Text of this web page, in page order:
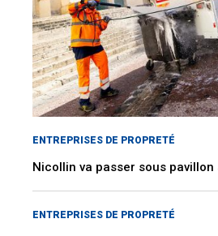
ENTREPRISES DE PROPRETÉ
Nicollin va passer sous
ENTREPRISES DE PROPRETÉ